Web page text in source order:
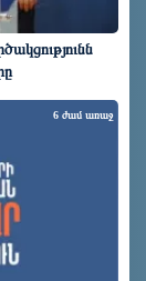
6 ժամ առաջ